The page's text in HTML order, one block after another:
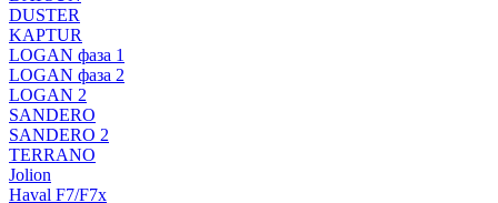
DUSTER
KAPTUR
LOGAN фаза 1
LOGAN фаза 2
LOGAN 2
SANDERO
SANDERO 2
TERRANO
Jolion
Haval F7/F7x